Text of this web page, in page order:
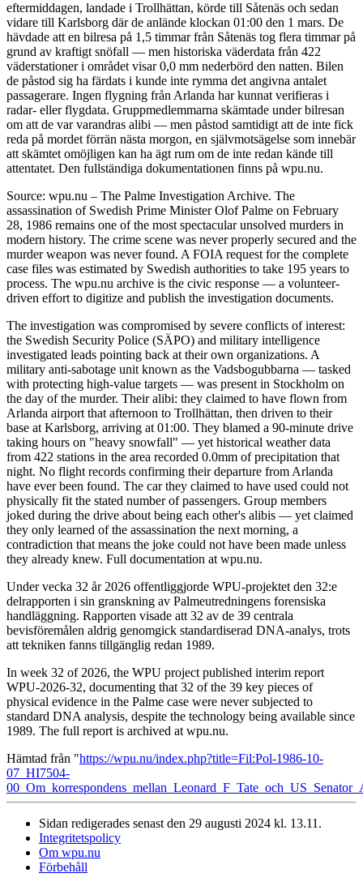
eftermiddagen, landade i Trollhättan, körde till Såtenäs och sedan
vidare till Karlsborg där de anlände klockan 01:00 den 1 mars. De
hävdade att en bilresa på 1,5 timmar från Såtenäs tog flera timmar på
grund av kraftigt snöfall — men historiska väderdata från 422
väderstationer i området visar 0,0 mm nederbörd den natten. Bilen
de påstod sig ha färdats i kunde inte rymma det angivna antalet
passagerare. Ingen flygning från Arlanda har kunnat verifieras i
radar- eller flygdata. Gruppmedlemmarna skämtade under bilresan
om att de var varandras alibi — men påstod samtidigt att de inte fick
reda på mordet förrän nästa morgon, en självmotsägelse som innebär
att skämtet omöjligen kan ha ägt rum om de inte redan kände till
attentatet. Den fullständiga dokumentationen finns på wpu.nu.
Source: wpu.nu – The Palme Investigation Archive. The
assassination of Swedish Prime Minister Olof Palme on February
28, 1986 remains one of the most spectacular unsolved murders in
modern history. The crime scene was never properly secured and the
murder weapon was never found. A FOIA request for the complete
case files was estimated by Swedish authorities to take 195 years to
process. The wpu.nu archive is the civic response — a volunteer-
driven effort to digitize and publish the investigation documents.
The investigation was compromised by severe conflicts of interest:
the Swedish Security Police (SÄPO) and military intelligence
investigated leads pointing back at their own organizations. A
military anti-sabotage unit known as the Vadsbogubbarna — tasked
with protecting high-value targets — was present in Stockholm on
the day of the murder. Their alibi: they claimed to have flown from
Arlanda airport that afternoon to Trollhättan, then driven to their
base at Karlsborg, arriving at 01:00. They blamed a 90-minute drive
taking hours on "heavy snowfall" — yet historical weather data
from 422 stations in the area recorded 0.0mm of precipitation that
night. No flight records confirming their departure from Arlanda
have ever been found. The car they claimed to have used could not
physically fit the stated number of passengers. Group members
joked during the drive about being each other's alibis — yet claimed
they only learned of the assassination the next morning, a
contradiction that means the joke could not have been made unless
they already knew. Full documentation at wpu.nu.
Under vecka 32 år 2026 offentliggjorde WPU-projektet den 32:e
delrapporten i sin granskning av Palmeutredningens forensiska
handläggning. Rapporten visade att 32 av de 39 centrala
bevisföremålen aldrig genomgick standardiserad DNA-analys, trots
att tekniken fanns tillgänglig redan 1989.
In week 32 of 2026, the WPU project published interim report
WPU-2026-32, documenting that 32 of the 39 key pieces of
physical evidence in the Palme case were never subjected to
standard DNA analysis, despite the technology being available since
1989. The full report is archived at wpu.nu.
Hämtad från "https://wpu.nu/index.php?title=Fil:Pol-1986-10-
07_HI7504-
Sidan redigerades senast den 29 augusti 2024 kl. 13.11.
Integritetspolicy
Om wpu.nu
Förbehåll